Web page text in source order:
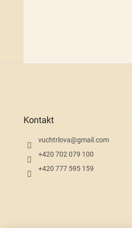
Kontakt
vuchtrlova@gmail.com
+420 702 079 100
+420 777 595 159